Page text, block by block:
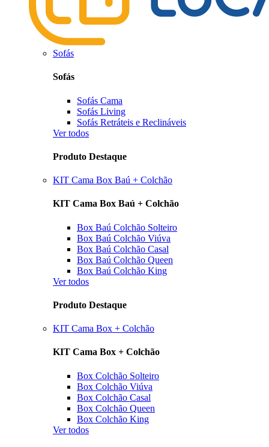
Sofás
Sofás
Sofás Cama
Sofás Living
Sofás Retráteis e Reclináveis
Ver todos
Produto Destaque
KIT Cama Box Baú + Colchão
KIT Cama Box Baú + Colchão
Box Baú Colchão Solteiro
Box Baú Colchão Viúva
Box Baú Colchão Casal
Box Baú Colchão Queen
Box Baú Colchão King
Ver todos
Produto Destaque
KIT Cama Box + Colchão
KIT Cama Box + Colchão
Box Colchão Solteiro
Box Colchão Viúva
Box Colchão Casal
Box Colchão Queen
Box Colchão King
Ver todos